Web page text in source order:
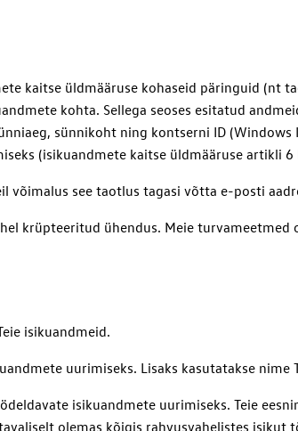
kaitse üldmääruse kohaseid päringuid (nt
kohta. Sellega seoses esitatud
sünnikoht ning kontserni ID (Windows
(isikuandmete kaitse üldmääruse artikli 6
võimalus see taotlus tagasi võtta e-posti
krüpteeritud ühendus. Meie
isikuandmeid.
uurimiseks. Lisaks kasutatakse nime
isikuandmete uurimiseks. Teie
olemas kõigis rahvusvahelistes isikut